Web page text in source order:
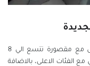
تأتي سيارة تويوتا هايلاندر 2022 من الداخل مع مقصورة تتسع الي 8
مع الفئات الاعلى، بالاضافة